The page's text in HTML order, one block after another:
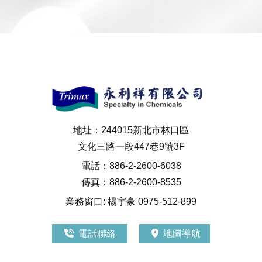
地址：244015新北市林口區
文化三路一段447巷9號3F
電話：886-2-2600-6038
傳真：886-2-2600-8535
業務窗口: 楊宇豪 0975-512-899
電話聯絡 地圖導航